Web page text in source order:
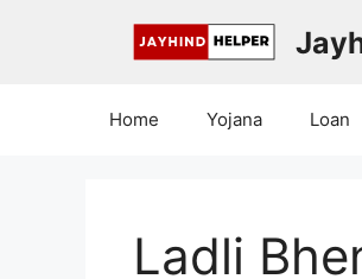
Home Yojana Loan
Ladli